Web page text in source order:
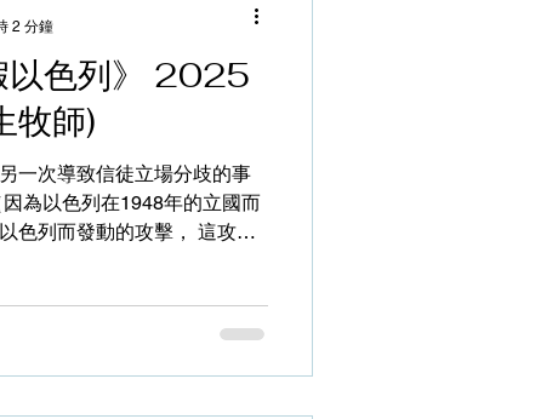
著的念頭?自己又用了甚麼方
中的「鬼之芽」不會因人離
命點它會爆發,並且帶有強大
在動畫內扮演一個重要角色,
小妹拔走「鬼之芽」。 起
看《世外》,然而故事內容使
欣賞小鬼對小妹不離不棄的
以色列》 2025
牧師)
一次導致信徒立場分歧的事
為以色列在1948年的立國而
色列而發動的攻擊， 這攻擊
戰事已持續兩年，雖然部份
炸，所造成的破壞，特別是
2 分鐘